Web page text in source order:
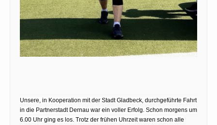
Unsere, in Kooperation mit der Stadt Gladbeck, durchgeführte Fahrt
in die Partnerstadt Dernau war ein voller Erfolg. Schon morgens um
6.00 Uhr ging es los. Trotz der frühen Uhrzeit waren schon alle